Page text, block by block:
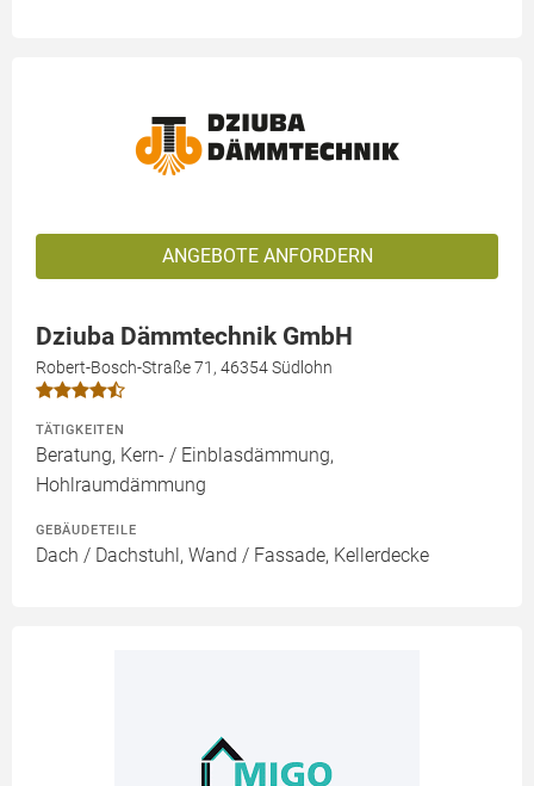
ANGEBOTE ANFORDERN
Dziuba Dämmtechnik GmbH
Robert-Bosch-Straße 71, 46354 Südlohn
TÄTIGKEITEN
Beratung, Kern- / Einblasdämmung,
Hohlraumdämmung
GEBÄUDETEILE
Dach / Dachstuhl, Wand / Fassade, Kellerdecke